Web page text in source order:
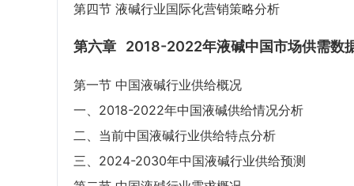
第四节 液碱行业国际化营销策略分析
第六章 2018-2022年液碱中国市场供需数
第一节 中国液碱行业供给概况
一、2018-2022年中国液碱供给情况分析
二、当前中国液碱行业供给特点分析
三、2024-2030年中国液碱行业供给预测